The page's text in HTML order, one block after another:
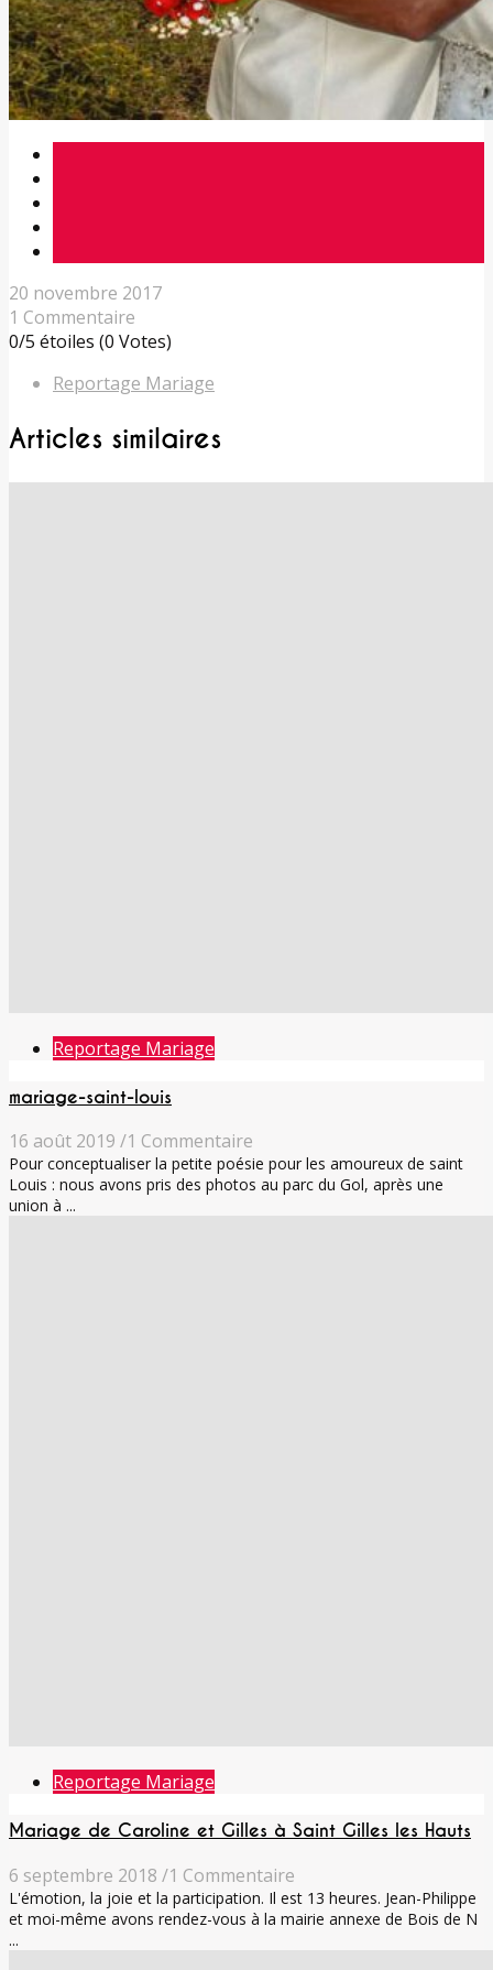
20 novembre 2017
1 Commentaire
0/5 étoiles (0 Votes)
Reportage Mariage
Articles similaires
Reportage Mariage
mariage-saint-louis
16 août 2019 /1 Commentaire
Pour conceptualiser la petite poésie pour les amoureux de saint
Louis : nous avons pris des photos au parc du Gol, après une
union à ...
Reportage Mariage
Mariage de Caroline et Gilles à Saint Gilles les Hauts
6 septembre 2018 /1 Commentaire
L'émotion, la joie et la participation. Il est 13 heures. Jean-Philippe
et moi-même avons rendez-vous à la mairie annexe de Bois de N
...